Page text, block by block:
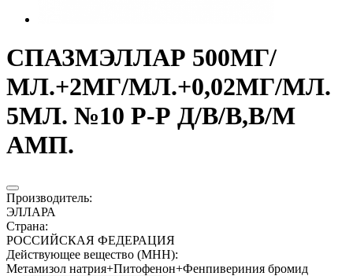
СПАЗМЭЛЛАР 500МГ/
МЛ.+2МГ/МЛ.+0,02МГ/МЛ.
5МЛ. №10 Р-Р Д/В/В,В/М
АМП.
Производитель:
ЭЛЛАРА
Страна:
РОССИЙСКАЯ ФЕДЕРАЦИЯ
Действующее вещество (МНН):
Метамизол натрия+Питофенон+Фенпивериния бромид